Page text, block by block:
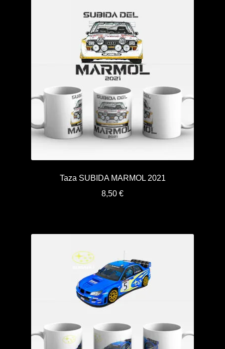
Taza SUBIDA MARMOL 2021
8,50 €